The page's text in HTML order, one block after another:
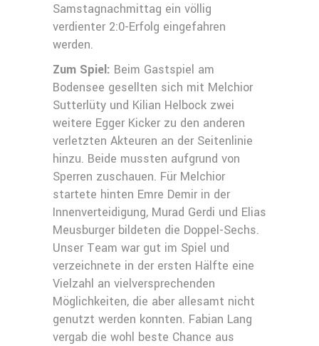
Samstagnachmittag ein völlig
verdienter 2:0-Erfolg eingefahren
werden.
Zum Spiel: Beim Gastspiel am
Bodensee gesellten sich mit Melchior
Sutterlüty und Kilian Helbock zwei
weitere Egger Kicker zu den anderen
verletzten Akteuren an der Seitenlinie
hinzu. Beide mussten aufgrund von
Sperren zuschauen. Für Melchior
startete hinten Emre Demir in der
Innenverteidigung, Murad Gerdi und Elias
Meusburger bildeten die Doppel-Sechs.
Unser Team war gut im Spiel und
verzeichnete in der ersten Hälfte eine
Vielzahl an vielversprechenden
Möglichkeiten, die aber allesamt nicht
genutzt werden konnten. Fabian Lang
vergab die wohl beste Chance aus